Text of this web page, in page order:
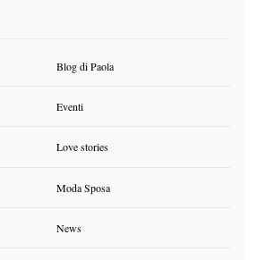
Blog di Paola
Eventi
Love stories
Moda Sposa
News